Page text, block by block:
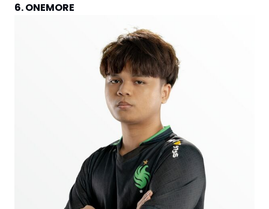
6. ONEMORE